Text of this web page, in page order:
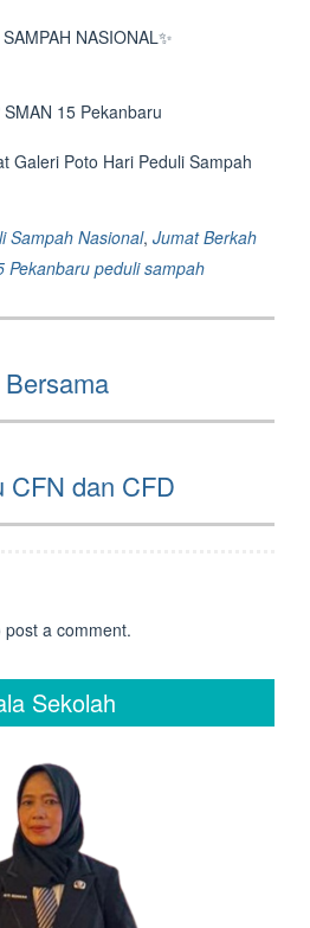
NASIONAL✨
15 Pekanbaru
Galeri Poto Hari Peduli Sampah
Sampah Nasional, Jumat Berkah
Pekanbaru peduli sampah
CFN dan CFD
post a comment.
Sekolah